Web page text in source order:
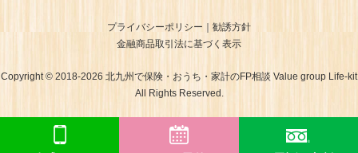
プライバシーポリシー
勧誘方針
金融商品取引法に基づく表示
Copyright © 2018-2026 北九州で保険・おうち・家計のFP相談 Value group Life-kit
All Rights Reserved.